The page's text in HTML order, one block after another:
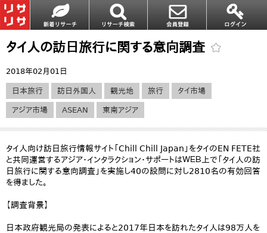
タイ人の訪日旅行に関する意向調査
2018年02月01日
日本旅行 訪日外国人 観光地 旅行 タイ市場
アジア市場 ASEAN 東南アジア
タイ人向け訪日旅行情報サイト「Chill Chill Japan」をタイのEN FETE社
と共同運営するアジア・インタラクション・サポートはＷＥＢ上で「タイ人の訪
日旅行に関する意向調査」を実施し40の設問に対し2810名の有効回答
を得ました。
【調査背景】
日本政府観光局の発表によると2017年日本を訪れたタイ人は98万人を